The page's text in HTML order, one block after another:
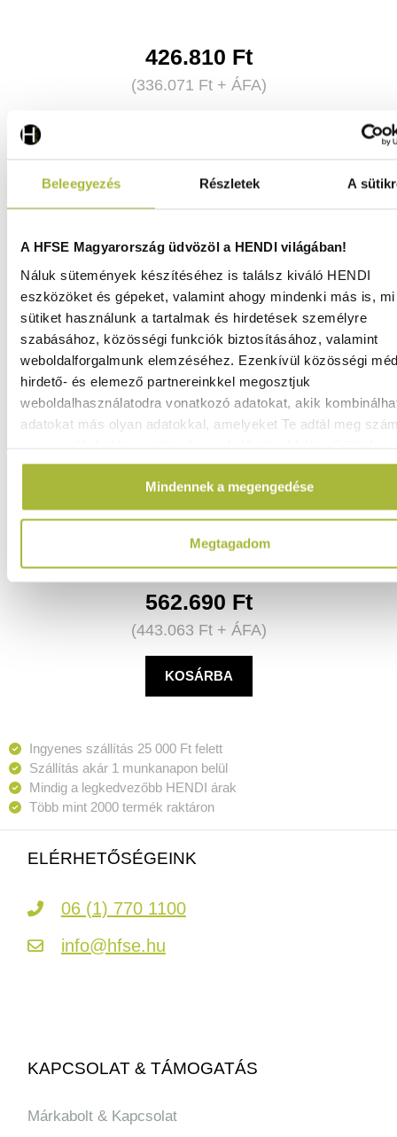
Beleegyezés Részletek A
A HFSE Magyarország üdvözöl a HENDI világában!
Náluk sütemények készítéséhez is találsz kiváló HENDI
eszközöket és gépeket, valamint ahogy mindenki más is,
sütiket használunk a tartalmak és hirdetések személyre
szabásához, közösségi funkciók biztosításához, valamint
weboldalforgalmunk elemzéséhez. Ezenkívül közösségi
hirdető- és elemező partnereinkkel megosztjuk
weboldalhasználatodra vonatkozó adatokat, akik
adatokat más olyan adatokkal, amelyeket Te adtál meg
Mindennek a megengedése
Megtagadom
426.810 Ft
(336.071 Ft+ ÁFA)
Holdomat – Alacsony hőmérsékletű sütő – 230V / 1200W
– 495x690x(H)415 mm - HENDI 225479
Raktáron
562.690 Ft
(443.063 Ft+ ÁFA)
KOSÁRBA
Ingyenes szállítás 25 000 Ft felett
Szállítás akár 1 munkanapon belül
Mindig a legkedvezőbb HENDI árak
Több mint 2000 termék raktáron
ELÉRHETŐSÉGEINK
06 (1) 770 1100
info@hfse.hu
KAPCSOLAT & TÁMOGATÁS
Márkabolt & Kapcsolat